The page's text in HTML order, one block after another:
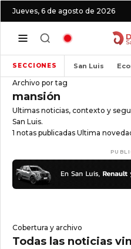
Jueves, 6 de agosto de 2026
SECCIONES San Luis
Archivo por tag
mansión
Ultimas noticias, contexto y
San Luis.
1 notas publicadas Ultima
Cobertura y archivo
Todas las noticias